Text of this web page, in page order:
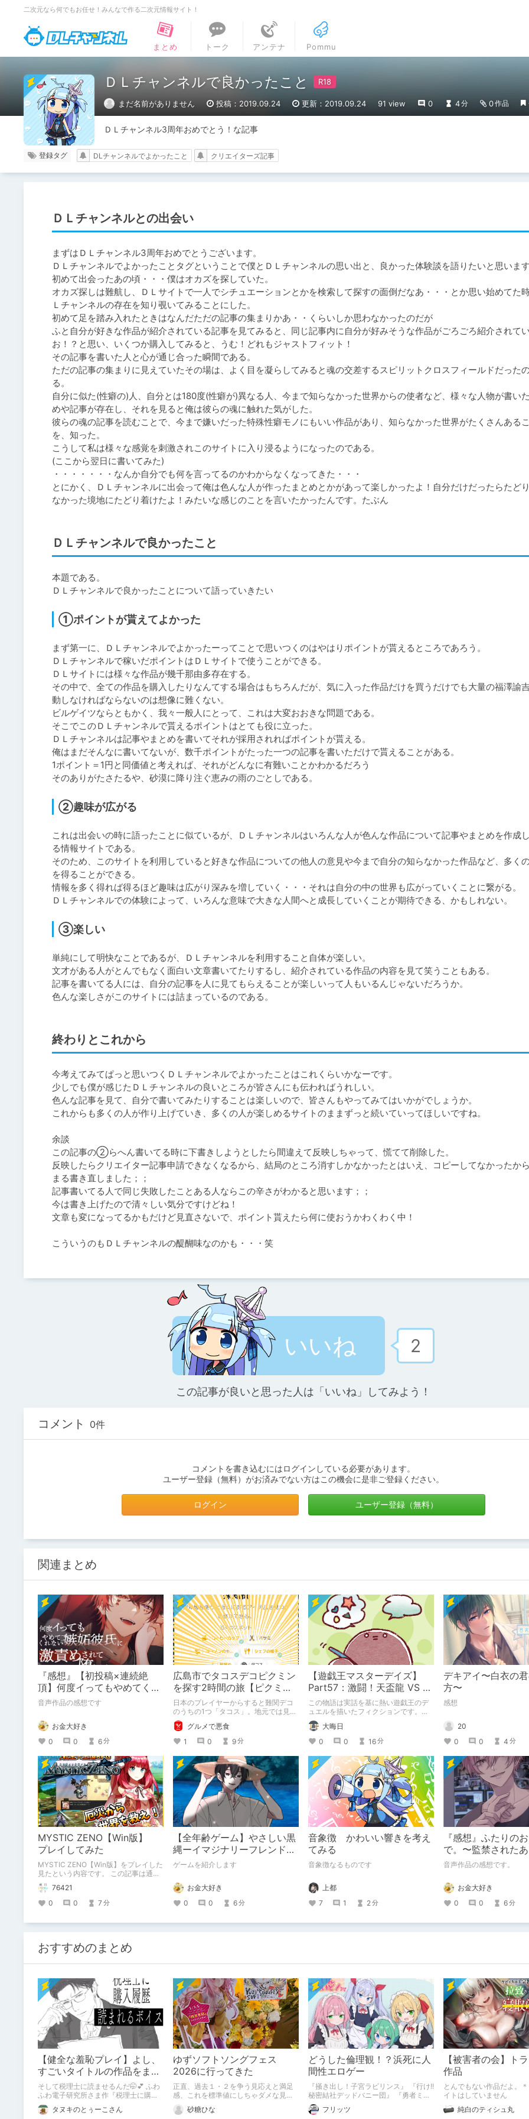
二次元なら何でもお任せ！みんなで作る二次元情報サイト！
DLチャンネル
まとめ
トーク アンテナ Pommu
ＤＬチャンネルで良かったこと
まだ名前がありません 投稿：2019.09.24 更新：2019.09.24 91 view 0 4分 0作品
ＤＬチャンネル3周年おめでとう！な記事
登録タグ DLチャンネルでよかったこと クリエイターズ記事
ＤＬチャンネルとの出会い
まずはＤＬチャンネル3周年おめでとうございます。
ＤＬチャンネルでよかったことタグということで僕とＤＬチャンネルの思い出と、良かった体験談を語りたいと思いま
初めて出会ったあの頃・・・僕はオカズを探していた。
オカズ探しは難航し、ＤＬサイトで一人でシチュエーションとかを検索して探すの面倒だなあ・・・とか思い始めてた
Ｌチャンネルの存在を知り覗いてみることにした。
初めて足を踏み入れたときはなんだただの記事の集まりかあ・・くらいしか思わなかったのだが
ふと自分が好きな作品が紹介されている記事を見てみると、同じ記事内に自分が好みそうな作品がごろごろ紹介されて
お！？と思い、いくつか購入してみると、うむ！どれもジャストフィット！
その記事を書いた人と心が通じ合った瞬間である。
ただの記事の集まりに見えていたその場は、よく目を凝らしてみると魂の交差するスピリットクロスフィールドだった
る。
自分に似た(性癖の)人、自分とは180度(性癖が)異なる人、今まで知らなかった世界からの使者など、様々な人物が書い
めや記事が存在し、それを見ると俺は彼らの魂に触れた気がした。
彼らの魂の記事を読むことで、今まで嫌いだった特殊性癖モノにもいい作品があり、知らなかった世界がたくさんある
を、知った。
こうして私は様々な感覚を刺激されこのサイトに入り浸るようになったのである。
(ここから翌日に書いてみた)
・・・・・・・なんか自分でも何を言ってるのかわからなくなってきた・・・
とにかく、ＤＬチャンネルに出会って俺は色んな人が作ったまとめとかがあって楽しかったよ！自分だけだったらたど
なかった境地にたどり着けたよ！みたいな感じのことを言いたかったんです。たぶん
ＤＬチャンネルで良かったこと
本題である。
ＤＬチャンネルで良かったことについて語っていきたい
①ポイントが貰えてよかった
まず第一に、ＤＬチャンネルでよかったーってことで思いつくのはやはりポイントが貰えるところであろう。
ＤＬチャンネルで稼いだポイントはＤＬサイトで使うことができる。
ＤＬサイトには様々な作品が幾千那由多存在する。
その中で、全ての作品を購入したりなんてする場合はもちろんだが、気に入った作品だけを買うだけでも大量の福澤諭
動しなければならないのは想像に難くない。
ビルゲイツならともかく、我々一般人にとって、これは大変おおきな問題である。
そこでこのＤＬチャンネルで貰えるポイントはとても役に立った。
ＤＬチャンネルは記事やまとめを書いてそれが採用されればポイントが貰える。
俺はまだそんなに書いてないが、数千ポイントがたった一つの記事を書いただけで貰えることがある。
1ポイント＝1円と同価値と考えれば、それがどんなに有難いことかわかるだろう
そのありがたさたるや、砂漠に降り注ぐ恵みの雨のごとしである。
②趣味が広がる
これは出会いの時に語ったことに似ているが、ＤＬチャンネルはいろんな人が色んな作品について記事やまとめを作成
る情報サイトである。
そのため、このサイトを利用していると好きな作品についての他人の意見や今まで自分の知らなかった作品など、多く
を得ることができる。
情報を多く得れば得るほど趣味は広がり深みを増していく・・・それは自分の中の世界も広がっていくことに繋がる。
ＤＬチャンネルでの体験によって、いろんな意味で大きな人間へと成長していくことが期待できる、かもしれない。
③楽しい
単純にして明快なことであるが、ＤＬチャンネルを利用すること自体が楽しい。
文才がある人がとんでもなく面白い文章書いてたりするし、紹介されている作品の内容を見て笑うこともある。
記事を書いてる人には、自分の記事を人に見てもらえることが楽しいって人もいるんじゃないだろうか。
終わりとこれから
今考えてみてぱっと思いつくＤＬチャンネルでよかったことはこれくらいかなーです。
少しでも僕が感じたＤＬチャンネルの良いところが皆さんにも伝わればうれしい。
色んな記事を見て、自分で書いてみたりすることは楽しいので、皆さんもやってみてはいかがでしょうか。
これからも多くの人が作り上げていき、多くの人が楽しめるサイトのままずっと続いていってほしいですね。
余談
この記事の②らへん書いてる時に下書きしようとしたら間違えて反映しちゃって、慌てて削除した。
反映したらクリエイター記事申請できなくなるから、結局のところ消すしかなかったとはいえ、コピーしてなかったか
まる書き直しました；；
記事書いてる人で同じ失敗したことある人ならこの辛さがわかると思います；；
今は書き上げたので清々しい気分ですけどね！
文章も変になってるかもだけど見直さないで、ポイント貰えたら何に使おうかわくわく中！
こういうのもＤＬチャンネルの醍醐味なのかも・・・笑
いいね 2
この記事が良いと思った人は「いいね」してみよう！
コメント 0件
コメントを書き込むにはログインしている必要があります。
ユーザー登録（無料）がお済みでない方はこの機会に是非ご登録ください。
ログイン ユーザー登録（無料）
関連まとめ
『感想』【初投稿×連続絶
頂】何度イってもやめてくれ
ない嫉妬彼氏に激責めされて
音声作品の感想です
お金大好き
0
0 6分
広島市でタコスデコピクミン
を探す2時間の旅【ピクミン
ブルーム / Pikmin Bloom】
日本のプレイヤーからすると難関デコ
のうちの1つ「タコス」。地元では見つ
けられなかった男が広島で探す旅をお
送りします。ねくすと5月のテーマ「お
出かけの記録」。
グルメで悪食
1
0 9分
【遊戯王マスターデイズ】
Part57：激闘！天盃龍 VS 千
年D【架空デュエル】
この物語は実話を基に熱い遊戯王のデ
ュエルを描いたフィクションです。
（自分用メモ：2025-05-14）
大晦日
0
0 16分
デキアイ〜白衣の
方〜
感想
20
0
0 4 分
MYSTIC ZENO【Win版】
プレイしてみた
MYSTIC ZENO【Win版】をプレイした
見たという内容です。 この記事は通常
のクリエイターズ記事です。
76421
0
0 7 分
【全年齢ゲーム】やさしい黒
縄ーイマジナリーフレンドの
「彼」と過ごすおぼんやすみ
ゲームを紹介します
お金大好き
0
0 6分
音象徴 かわいい響きを考え
てみる
音象徴なるものです
上都
7
1 2分
『感想』ふたりの
で。〜監禁された
路〜【がるまに限
音声作品の感想です。
お金大好き
0
0 6分
おすすめのまとめ
【健全な羞恥プレイ】よし、
すごいタイトルの作品をまた
買おう。【湧き上がる不健全
な気持ち】
そして税理士に読ませるんだ🤭💕 ふわ
ふわ電子研究所さま作『税理士に購入
履歴読まれるボイス』の感想レビュー
です！タヌキのとぅーこさん
ゆずソフトソングフェス
2026に行ってきた
正直、過去１・２を争う見応えと満足
感、これを標準値にしちゃダメな見本
砂糖ひな
どうした倫理観！？浜死に人
間性エロゲー
『掻き出し！子宮ラビリンス』 『行け!!
秘密結社デッドバニー団』 『勇者ミア
とツンツン猫サキュバス ~それでも勇
者はコロせない!~』 『めいどいんめい
フリッツ
【被害者の会】ト
作品
とんでもない作品だよ。
イトはしていません
純白のティシュ丸